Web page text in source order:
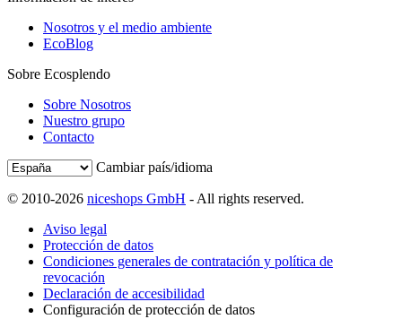
Nosotros y el medio ambiente
EcoBlog
Sobre Ecosplendo
Sobre Nosotros
Nuestro grupo
Contacto
Cambiar país/idioma
© 2010-2026 niceshops GmbH - All rights reserved.
Aviso legal
Protección de datos
Condiciones generales de contratación y política de
revocación
Declaración de accesibilidad
Configuración de protección de datos